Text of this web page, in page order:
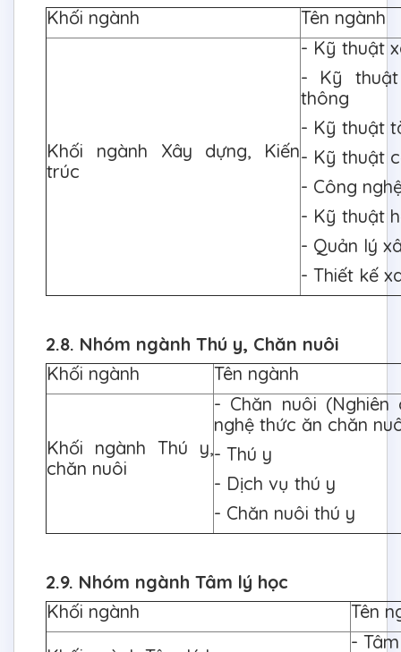
Khối ngành
Tên ngành
Khối ngành Xây dựng, Kiến
trúc
- Kỹ thuật
- Kỹ
thông
- Kỹ thuật
- Kỹ thuật
- Công
- Kỹ thuật
- Quản lý
- Thiết kế
2.8. Nhóm ngành Thú y, Chăn nuôi
Khối ngành
Tên ngành
Khối ngành Thú y,
chăn nuôi
- Chăn nuôi
nghệ thức ăn chăn
- Thú y
- Dịch vụ thú y
- Chăn nuôi thú y
2.9. Nhóm ngành Tâm lý học
Khối ngành
Tên
-